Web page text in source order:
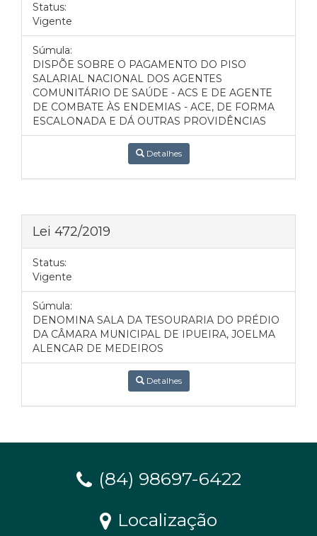
Status:
Vigente
Súmula:
DISPÕE SOBRE O PAGAMENTO DO PISO
SALARIAL NACIONAL DOS AGENTES
COMUNITÁRIO DE SAÚDE - ACS E DE AGENTE
DE COMBATE ÀS ENDEMIAS - ACE, DE FORMA
ESCALONADA E DÁ OUTRAS PROVIDÊNCIAS
Detalhes
Lei 472/2019
Status:
Vigente
Súmula:
DENOMINA SALA DA TESOURARIA DO PRÉDIO
DA CÂMARA MUNICIPAL DE IPUEIRA, JOELMA
ALENCAR DE MEDEIROS
Detalhes
(84) 98697-6422
Localização